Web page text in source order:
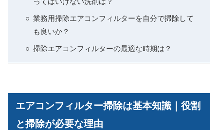
業務用掃除エアコンフィルターを自分で掃除して
も良いか？
掃除エアコンフィルターの最適な時期は？
エアコンフィルター掃除は基本知識｜役割
と掃除が必要な理由